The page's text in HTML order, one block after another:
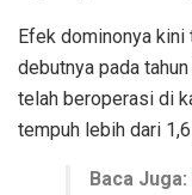
Efek dominonya kini
debutnya pada
telah beroperasi di
tempuh lebih dari
Baca Juga: